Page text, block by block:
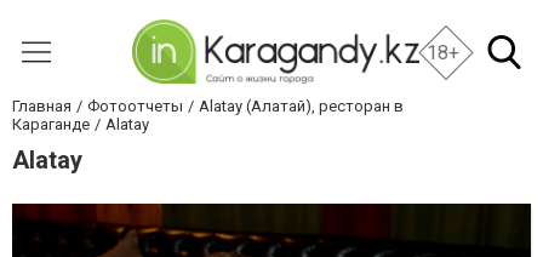
18+
Главная Фотоотчеты
Alatay (Алатай), ресторан в
Караганде
Alatay
Alatay